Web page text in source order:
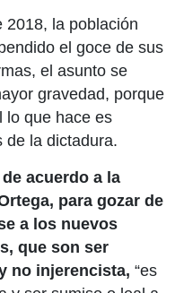
2018, la población
el goce de sus
el asunto se
gravedad, porque
lo que hace es
de la dictadura.
de acuerdo a la
para gozar de
a los nuevos
que son ser
no injerencista, “es